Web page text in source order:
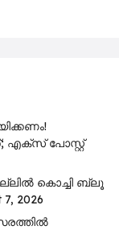
എക്സ് പോസ്റ്റ്
കൊച്ചി ബ്ലൂ
7, 2026